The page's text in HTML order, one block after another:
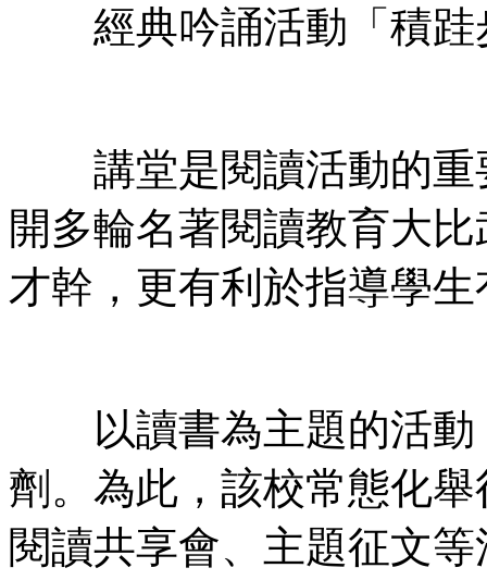
經典吟誦活動「積跬
講堂是閱讀活動的重
開多輪名著閱讀教育大
才幹，更有利於指導學
以讀書為主題的活動
劑。為此，該校常態化
閱讀共享會、主題征文